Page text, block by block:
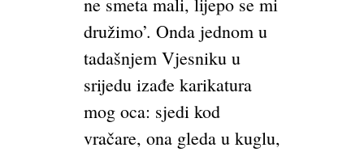
ne smeta mali, lijepo se mi
družimo’. Onda jednom u
tadašnjem Vjesniku u
srijedu izađe karikatura
mog oca: sjedi kod
vračare, ona gleda u kuglu,